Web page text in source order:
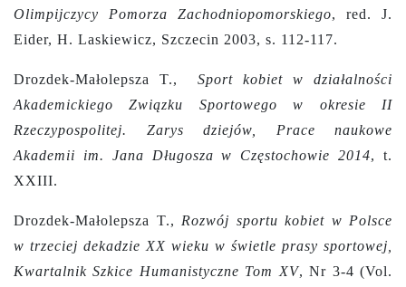
Olimpijczycy Pomorza Zachodniopomorskiego, red. J.
Eider, H. Laskiewicz, Szczecin 2003, s. 112-117.
Drozdek-Małolepsza T., Sport kobiet w działalności
Akademickiego Związku Sportowego w okresie II
Rzeczypospolitej. Zarys dziejów, Prace naukowe
Akademii im. Jana Długosza w Częstochowie 2014, t.
XXIII.
Drozdek-Małolepsza T., Rozwój sportu kobiet w Polsce
w trzeciej dekadzie XX wieku w świetle prasy sportowej,
Kwartalnik Szkice Humanistyczne Tom XV, Nr 3-4 (Vol.